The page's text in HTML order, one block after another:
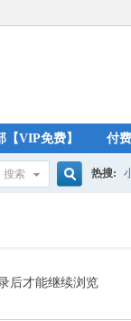
【VIP免费】 付
搜索
索
热搜:
后才能继续浏览